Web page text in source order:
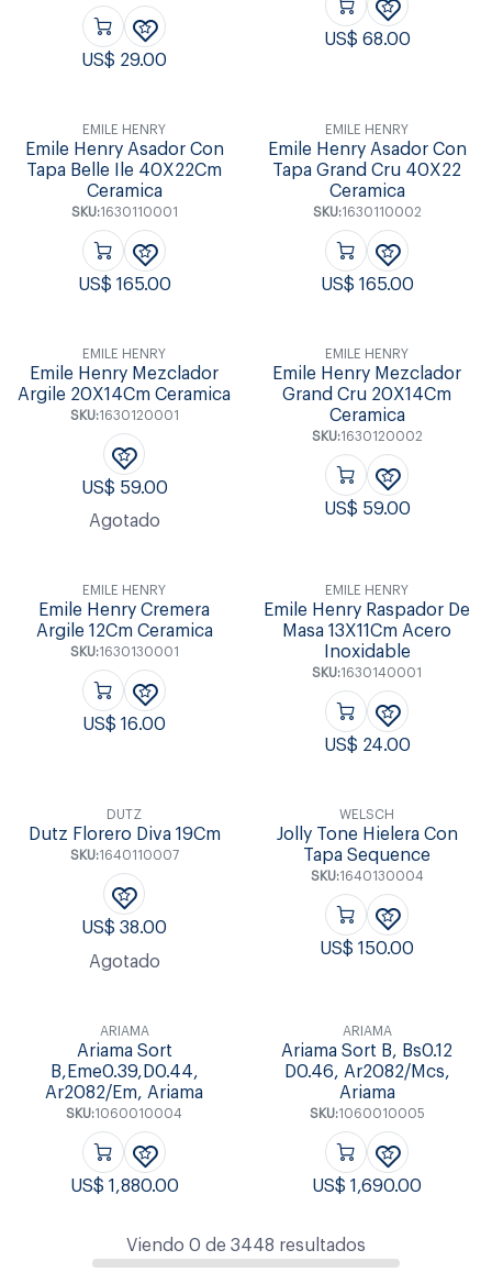
US$ 29.00
US$ 68.00
EMILE HENRY
Emile Henry Asador Con
Tapa Belle Ile 40X22Cm
Ceramica
SKU:1630110001
US$ 165.00
EMILE HENRY
Emile Henry Asador Con
Tapa Grand Cru 40X22
Ceramica
SKU:1630110002
US$ 165.00
EMILE HENRY
Emile Henry Mezclador
Argile 20X14Cm Ceramica
SKU:1630120001
US$ 59.00
Agotado
EMILE HENRY
Emile Henry Mezclador
Grand Cru 20X14Cm
Ceramica
SKU:1630120002
US$ 59.00
EMILE HENRY
Emile Henry Cremera
Argile 12Cm Ceramica
SKU:1630130001
US$16.00
EMILE HENRY
Emile Henry Raspador De
Masa 13X11Cm Acero
Inoxidable
SKU:1630140001
US$ 24.00
DUTZ
Dutz Florero Diva 19Cm
SKU:1640110007
US$38.00
Agotado
WELSCH
Jolly Tone Hielera Con
Tapa Sequence
SKU:1640130004
US$150.00
ARIAMA
Ariama Sort
B,Eme0.39,D0.44,
Ar2082/Em, Ariama
SKU:1060010004
US$ 1,880.00
ARIAMA
Ariama Sort B, Bs0.12
D0.46, Ar2082/Mcs,
Ariama
SKU:1060010005
US$1,690.00
Viendo 0 de 3448 resultados